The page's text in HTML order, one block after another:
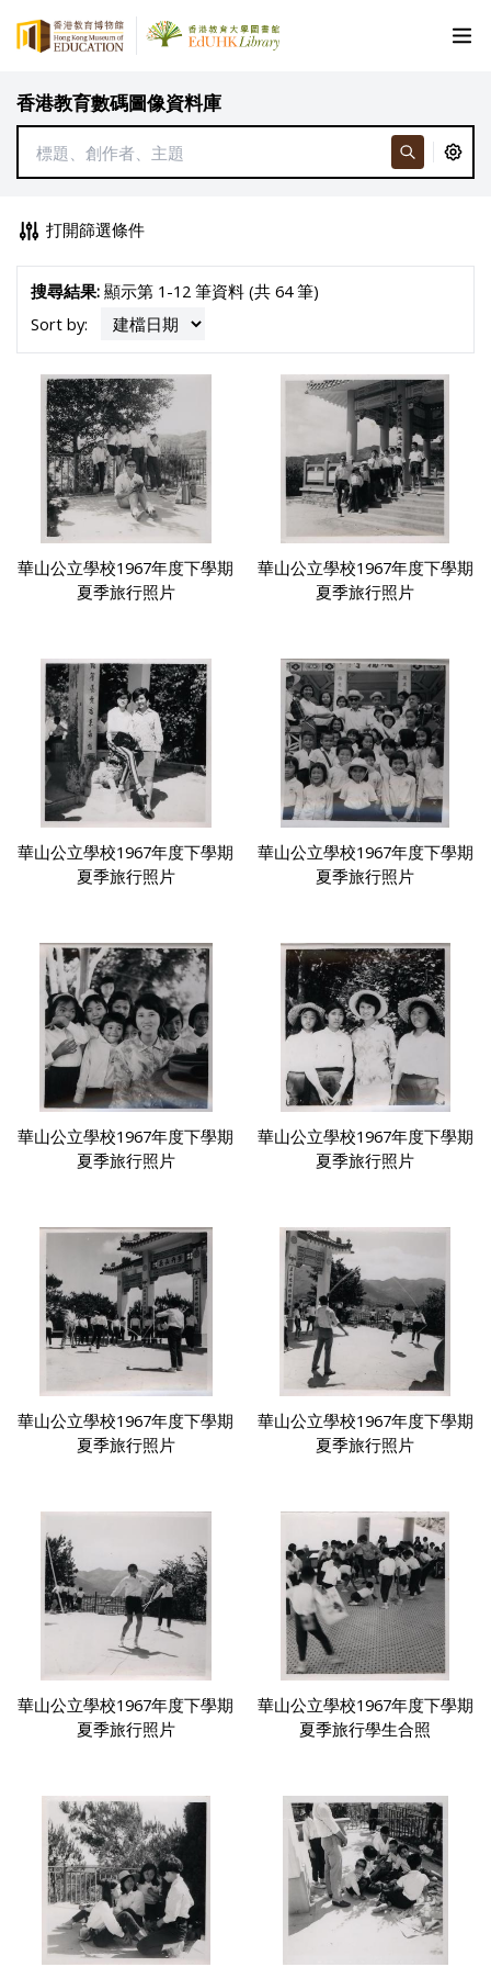
香港教育數碼圖像資料庫
打開篩選條件
搜尋結果:顯示第 1-12 筆資料 (共 64 筆)
Sort by:
華山公立學校1967年度下學期
夏季旅行照片
華山公立學校1967年度下學期
夏季旅行照片
華山公立學校1967年度下學期
夏季旅行照片
華山公立學校1967年度下學期
夏季旅行照片
華山公立學校1967年度下學期
夏季旅行照片
華山公立學校1967年度下學期
夏季旅行照片
華山公立學校1967年度下學期
夏季旅行照片
華山公立學校1967年度下學期
夏季旅行照片
華山公立學校1967年度下學期
夏季旅行照片
華山公立學校1967年度下學期
夏季旅行學生合照